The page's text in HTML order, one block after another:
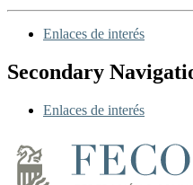
Enlaces de interés
Secondary
Enlaces de interés